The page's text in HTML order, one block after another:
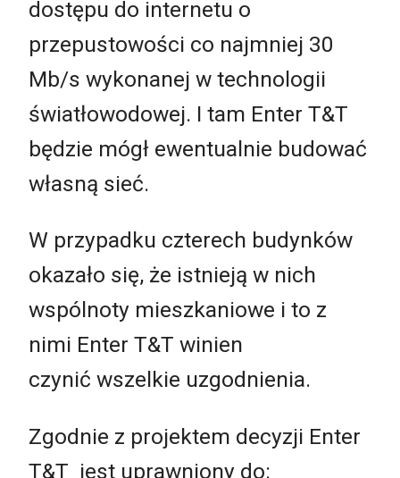
dostępu do internetu o
przepustowości co najmniej 30
Mb/s wykonanej w technologii
światłowodowej. I tam Enter T&T
będzie mógł ewentualnie budować
własną sieć.
W przypadku czterech budynków
okazało się, że istnieją w nich
wspólnoty mieszkaniowe i to z
nimi Enter T&T winien
czynić wszelkie uzgodnienia.
Zgodnie z projektem decyzji Enter
T&T jest uprawniony do: